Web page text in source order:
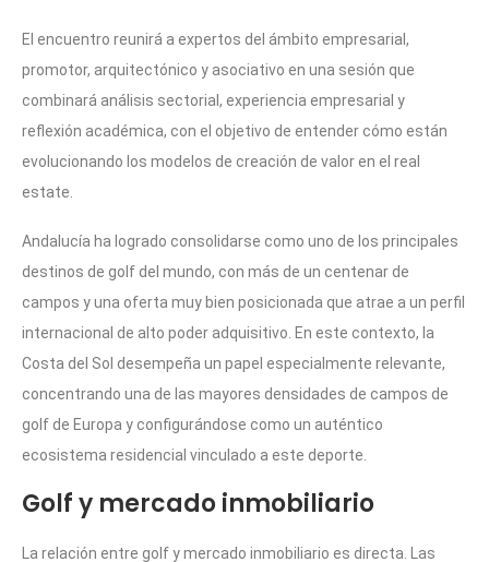
El encuentro reunirá a expertos del ámbito empresarial,
promotor, arquitectónico y asociativo en una sesión que
combinará análisis sectorial, experiencia empresarial y
reflexión académica, con el objetivo de entender cómo están
evolucionando los modelos de creación de valor en el real
estate.
Andalucía ha logrado consolidarse como uno de los principales
destinos de golf del mundo, con más de un centenar de
campos y una oferta muy bien posicionada que atrae a un perfil
internacional de alto poder adquisitivo. En este contexto, la
Costa del Sol desempeña un papel especialmente relevante,
concentrando una de las mayores densidades de campos de
golf de Europa y configurándose como un auténtico
ecosistema residencial vinculado a este deporte.
Golf y mercado inmobiliario
La relación entre golf y mercado inmobiliario es directa. Las